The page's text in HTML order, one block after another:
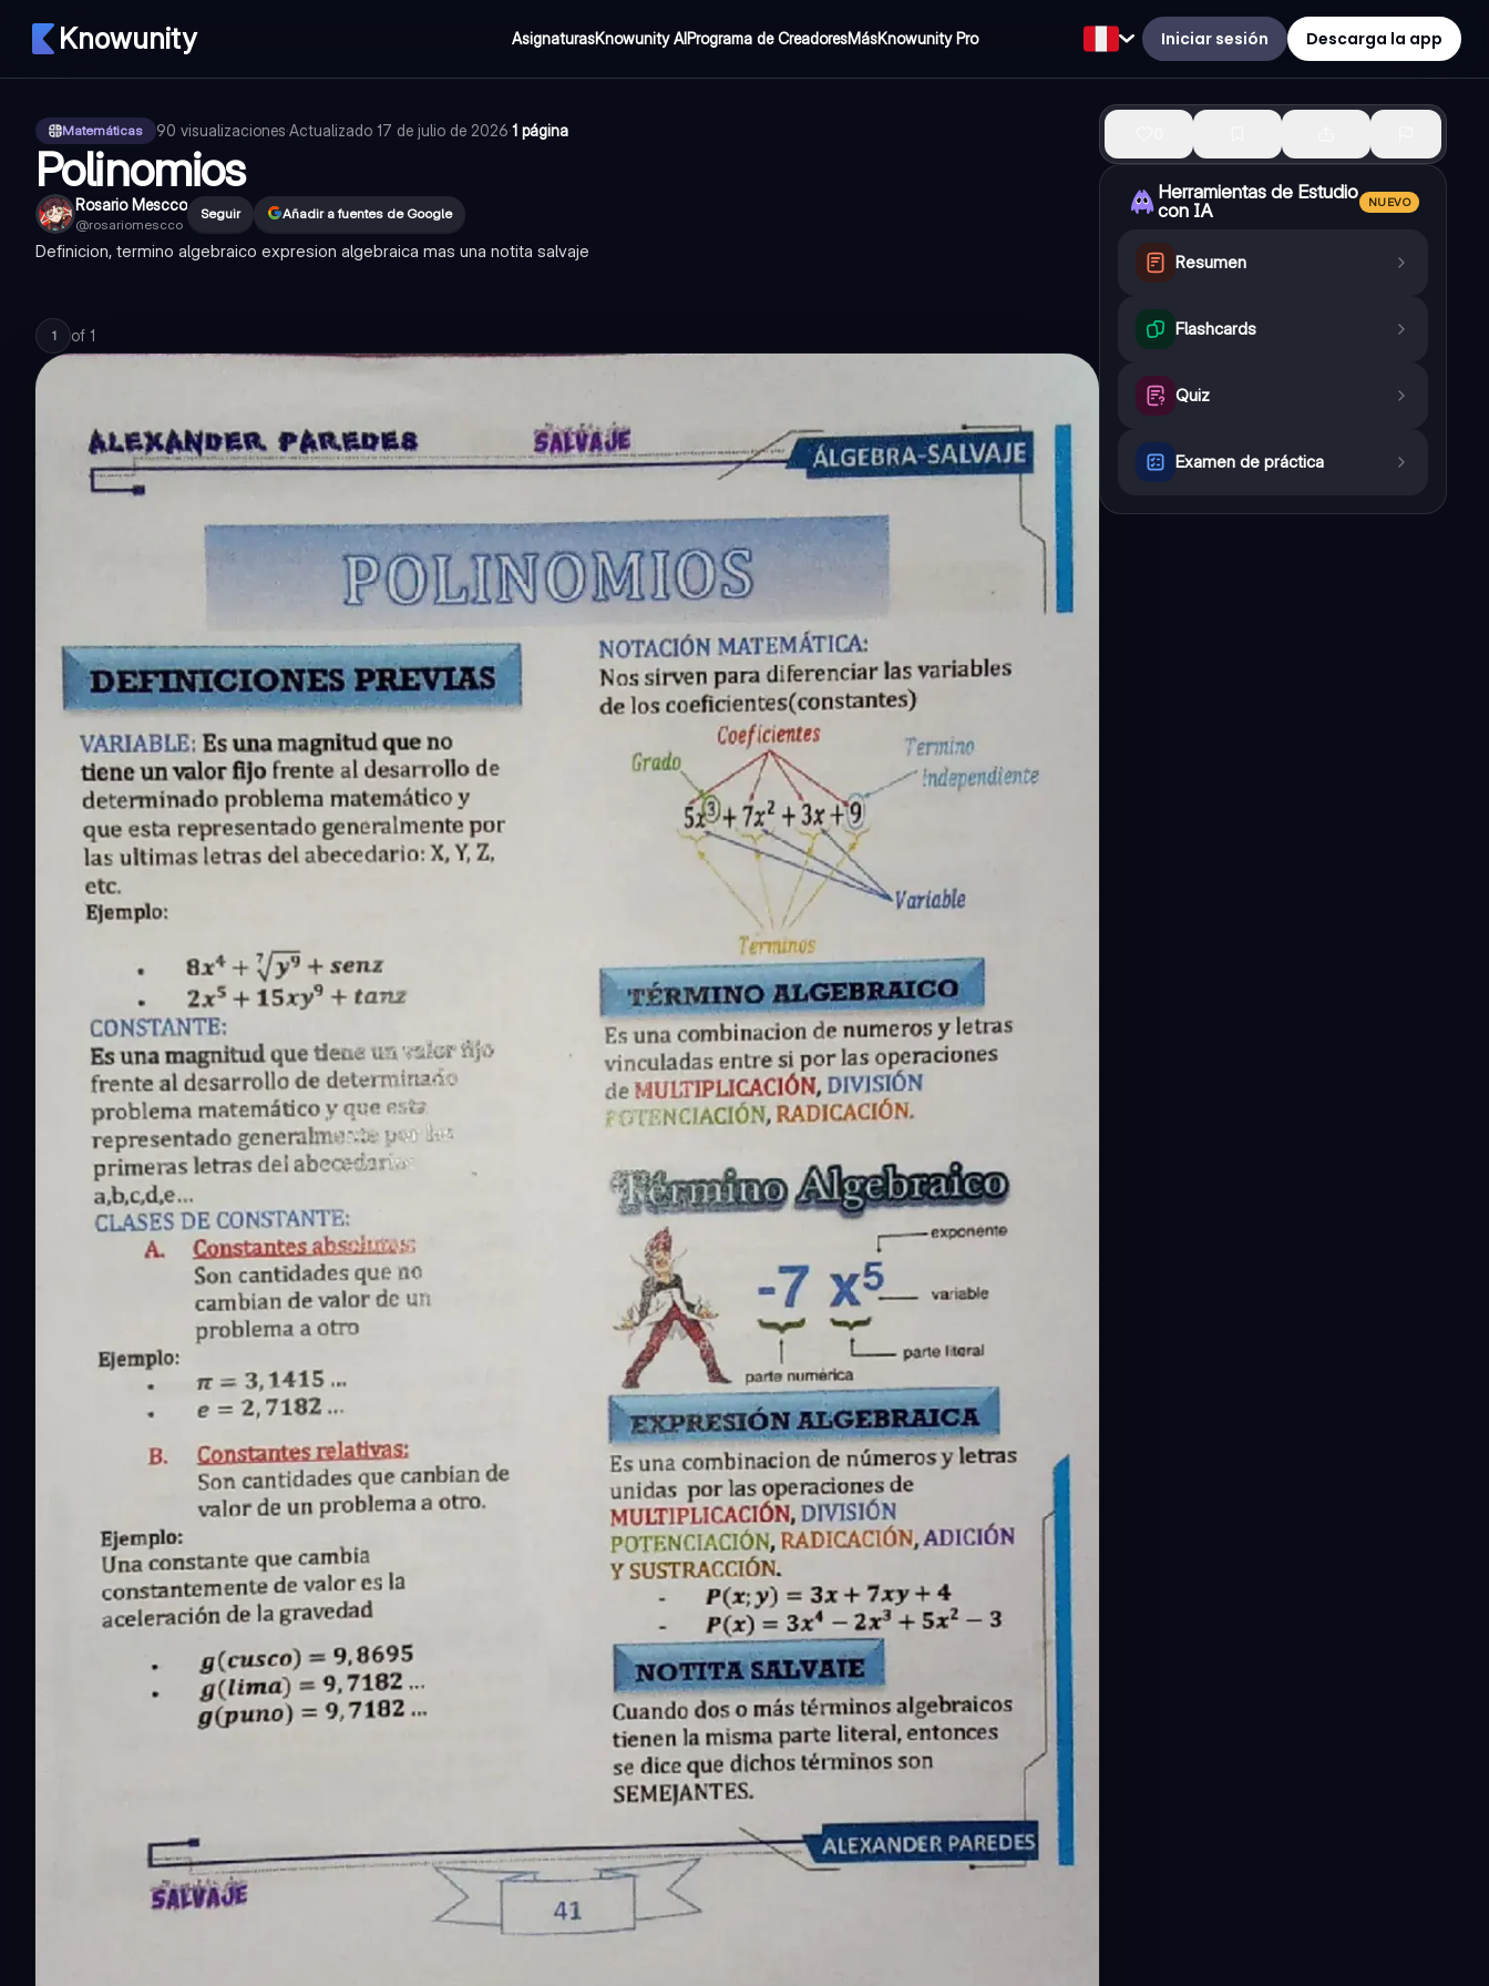
Knowunity AsignaturasKnowunity AIPrograma de CreadoresMásKnowunity Pro Iniciar sesión Descarga la app
Matemáticas 90 visualizaciones·Actualizado 17 de julio de 2026·1 página
Polinomios
Rosario Mescco
@rosariomescco
Seguir Añadir a fuentes de Google
Definicion, termino algebraico expresion algebraica mas una notita salvaje
1 of 1
Herramientas de Estudio
con IA
NUEVO
Resumen
Flashcards
Quiz
Examen de práctica